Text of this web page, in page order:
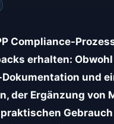
Compliance-
erhalten:
und
der Ergänzung von